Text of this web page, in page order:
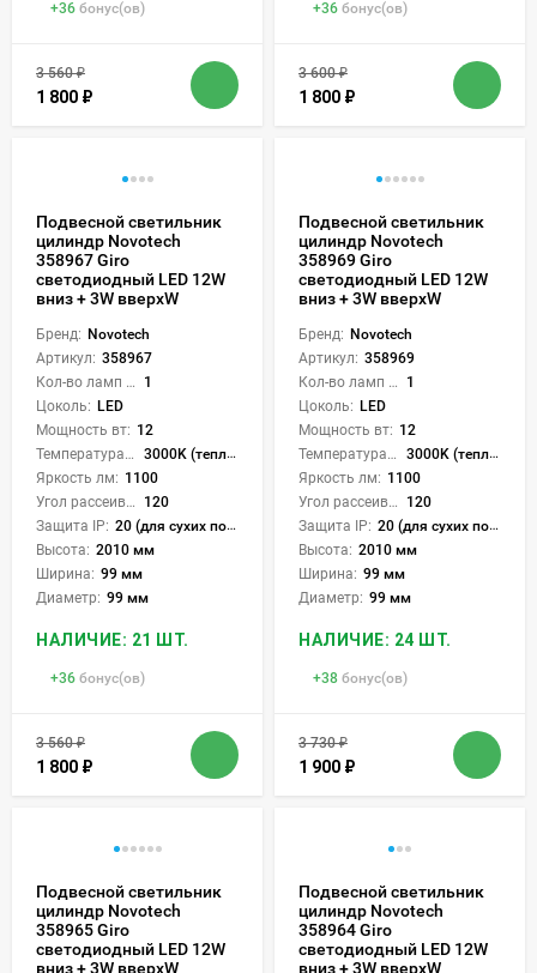
+36 бонус(ов)
3 560₽
1 800 ₽
+36 бонус(ов)
3 600₽
1 800 ₽
Подвесной светильник
цилиндр Novotech
358967 Giro
светодиодный LED 12W
вниз + 3W вверхW
Бренд: Novotech
Артикул: 358967
Кол-во ламп или LED:
1
Цоколь: LED
Мощность вт: 12
Температура света:
3000K (теплый), 4000K (нейтральный), 6000K (холодный), CCT механическое переключение
Яркость лм: 1100
Угол рассеивания света °:
120
Защита IP: 20 (для сухих пом.)
Высота: 2010 мм
Ширина: 99 мм
Диаметр: 99 мм
НАЛИЧИЕ: 21 ШТ.
+36 бонус(ов)
3 560₽
1 800 ₽
Подвесной светильник
цилиндр Novotech
358969 Giro
светодиодный LED 12W
вниз + 3W вверхW
Бренд: Novotech
Артикул: 358969
Кол-во ламп или LED:
1
Цоколь: LED
Мощность вт: 12
Температура света:
3000K (теплый), 4000K (нейтральный), 6000K (холодный), CCT механическое переключение
Яркость лм: 1100
Угол рассеивания света °:
120
Защита IP: 20 (для сухих пом.)
Высота: 2010 мм
Ширина: 99 мм
Диаметр: 99 мм
НАЛИЧИЕ: 24 ШТ.
+38 бонус(ов)
3 730₽
1 900 ₽
Подвесной светильник
цилиндр Novotech
358965 Giro
светодиодный LED 12W
вниз + 3W вверхW
Подвесной светильник
цилиндр Novotech
358964 Giro
светодиодный LED 12W
вниз + 3W вверхW